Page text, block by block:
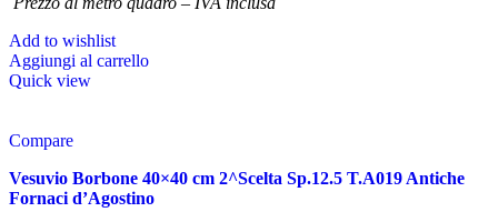
Add to wishlist
Aggiungi al carrello
Quick view
Compare
Vesuvio Borbone 40×40 cm 2^Scelta Sp.12.5 T.A019 Antiche
Fornaci d’Agostino